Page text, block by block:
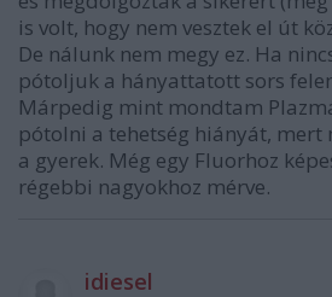
is volt, hogy nem vesztek el út
De nálunk nem megy ez. Ha
pótoljuk a hányattatott sors
Márpedig mint mondtam
pótolni a tehetség hiányát,
a gyerek. Még egy Fluorhoz
régebbi nagyokhoz mérve.
idiesel